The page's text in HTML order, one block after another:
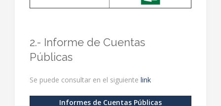
2.- Informe de Cuentas
Públicas
Se puede consultar en el siguiente link
Informes de Cuentas Públicas